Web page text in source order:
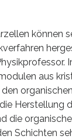
können
aus
Herstellung
die
Schichten